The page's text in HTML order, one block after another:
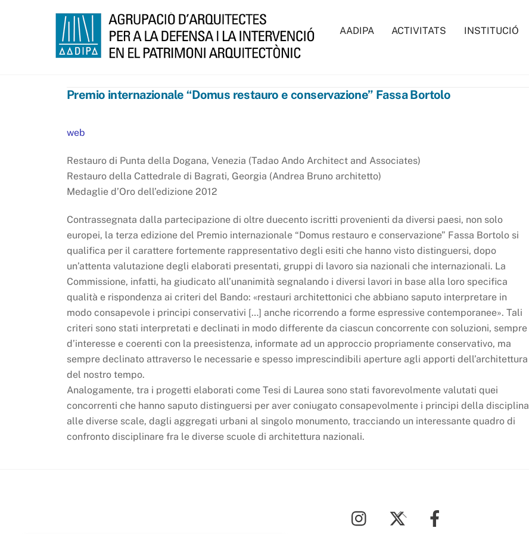
AADIPA ACTIVITATS INSTITUCIÓ
Premio internazionale “Domus restauro e conservazione” Fassa Bortolo
web
Restauro di Punta della Dogana, Venezia (Tadao Ando Architect and Associates)
Restauro della Cattedrale di Bagrati, Georgia (Andrea Bruno architetto)
Medaglie d’Oro dell’edizione 2012
Contrassegnata dalla partecipazione di oltre duecento iscritti provenienti da diversi paesi, non solo
europei, la terza edizione del Premio internazionale “Domus restauro e conservazione” Fassa Bortolo si
qualifica per il carattere fortemente rappresentativo degli esiti che hanno visto distinguersi, dopo
un’attenta valutazione degli elaborati presentati, gruppi di lavoro sia nazionali che internazionali. La
Commissione, infatti, ha giudicato all’unanimità segnalando i diversi lavori in base alla loro specifica
qualità e rispondenza ai criteri del Bando: «restauri architettonici che abbiano saputo interpretare in
modo consapevole i principi conservativi […] anche ricorrendo a forme espressive contemporanee». Tali
criteri sono stati interpretati e declinati in modo differente da ciascun concorrente con soluzioni, sempre
d’interesse e coerenti con la preesistenza, informate ad un approccio propriamente conservativo, ma
sempre declinato attraverso le necessarie e spesso imprescindibili aperture agli apporti dell’architettura
del nostro tempo.
Analogamente, tra i progetti elaborati come Tesi di Laurea sono stati favorevolmente valutati quei
concorrenti che hanno saputo distinguersi per aver coniugato consapevolmente i principi della disciplina
alle diverse scale, dagli aggregati urbani al singolo monumento, tracciando un interessante quadro di
confronto disciplinare fra le diverse scuole di architettura nazionali.
To
Top